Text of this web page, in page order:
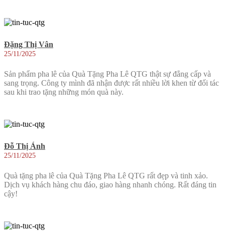
Đặng Thị Vân
25/11/2025
Sản phẩm pha lê của Quà Tặng Pha Lê QTG thật sự đẳng cấp và
sang trọng. Công ty mình đã nhận được rất nhiều lời khen từ đối tác
sau khi trao tặng những món quà này.
Đỗ Thị Ánh
25/11/2025
Quà tặng pha lê của Quà Tặng Pha Lê QTG rất đẹp và tinh xảo.
Dịch vụ khách hàng chu đáo, giao hàng nhanh chóng. Rất đáng tin
cậy!